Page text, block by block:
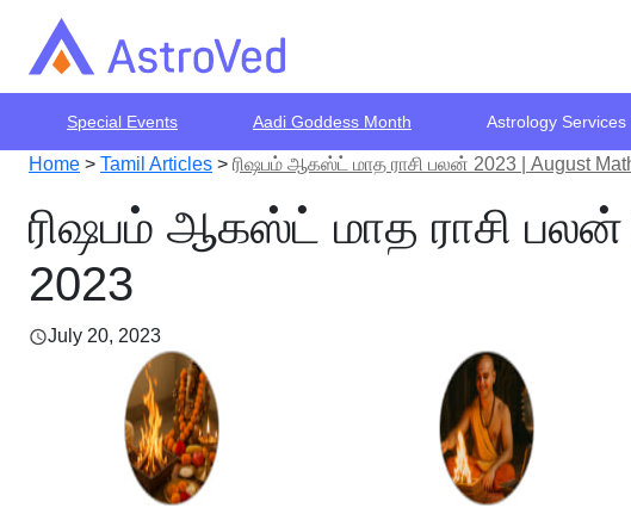
Special Events Aadi Goddess Month Astrology Services
Home > Tamil Articles > ரிஷபம் ஆகஸ்ட் மாத ராசி பலன் 2023 | August
ரிஷபம் ஆகஸ்ட் மாத ராசி பலன்
2023
July 20, 2023